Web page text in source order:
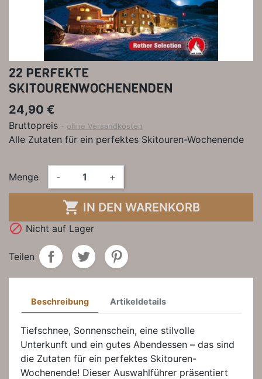
22 PERFEKTE
SKITOURENWOCHENENDEN
24,90 €
Bruttopreis ohne Versandkosten
Alle Zutaten für ein perfektes Skitouren-Wochenende
Menge - +
 IN DEN WARENKORB
 Nicht auf Lager
Teilen
Beschreibung Artikeldetails
Tiefschnee, Sonnenschein, eine stilvolle
Unterkunft und ein gutes Abendessen – das sind
die Zutaten für ein perfektes Skitouren-
Wochenende! Dieser Auswahlführer präsentiert